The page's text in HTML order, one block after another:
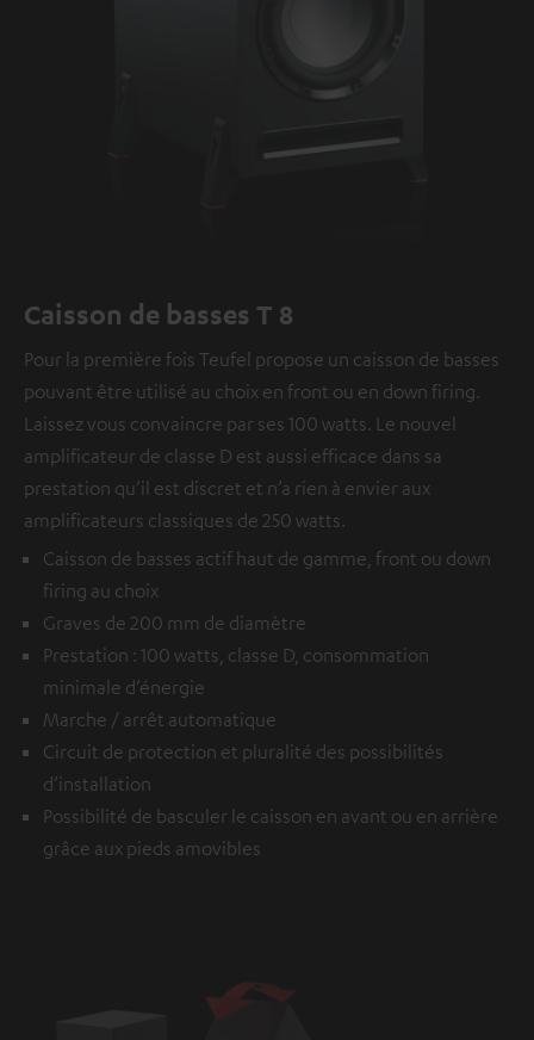
Caisson de basses T 8
Pour la première fois Teufel propose un caisson de basses
pouvant être utilisé au choix en front ou en down firing.
Laissez vous convaincre par ses 100 watts. Le nouvel
amplificateur de classe D est aussi efficace dans sa
prestation qu’il est discret et n’a rien à envier aux
amplificateurs classiques de 250 watts.
Caisson de basses actif haut de gamme, front ou down
firing au choix
Graves de 200 mm de diamètre
Prestation : 100 watts, classe D, consommation
minimale d’énergie
Marche / arrêt automatique
Circuit de protection et pluralité des possibilités
d’installation
Possibilité de basculer le caisson en avant ou en arrière
grâce aux pieds amovibles